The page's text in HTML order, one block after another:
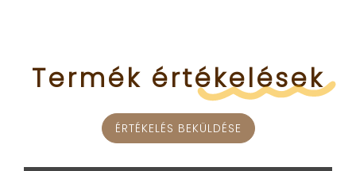
Termék értékelések
ÉRTÉKELÉS BEKÜLDÉSE